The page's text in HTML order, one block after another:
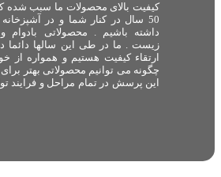
کیفیت بالای محصولات ما سبب شده
50 سال در کنار شما و در
داشته باشیم . محصولاتی بادوام
زیست . ما در طی این سالها دائما
ارتقاء کیفیت هستیم و همواره از
چگونه می توانیم محصولاتی بهتر برای
این پرسش در تمام مراحل و فرایند